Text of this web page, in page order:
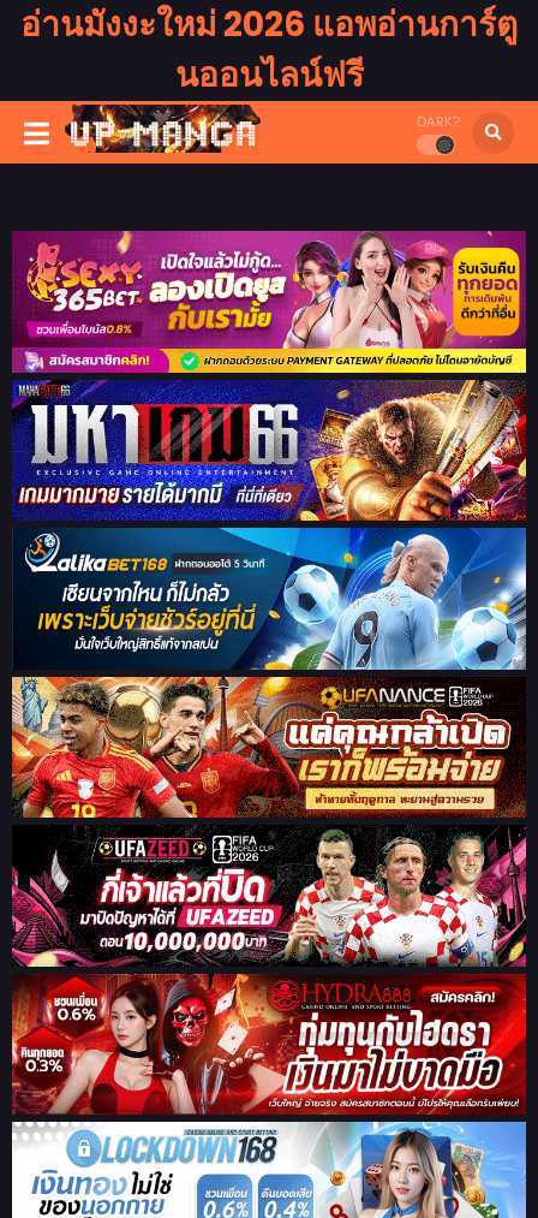
อ่านมังงะใหม่ 2026 แอพอ่านการ์ตู
นออนไลน์ฟรี
DARK?